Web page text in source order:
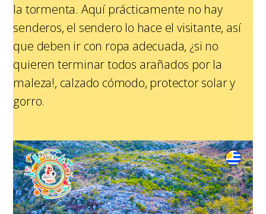
la tormenta. Aquí prácticamente no hay
senderos, el sendero lo hace el visitante, así
que deben ir con ropa adecuada, ¿si no
quieren terminar todos arañados por la
maleza!, calzado cómodo, protector solar y
gorro.